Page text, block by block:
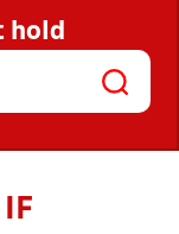
OG
hold